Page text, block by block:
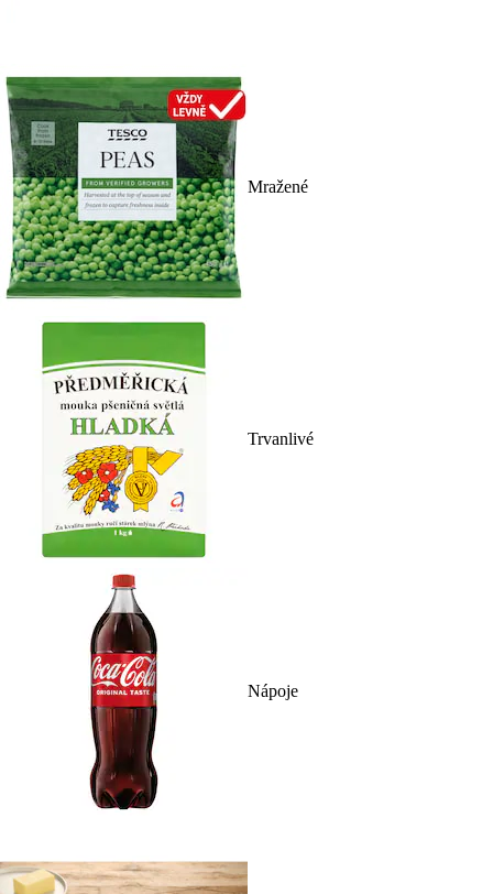
Mražené
Trvanlivé
Nápoje